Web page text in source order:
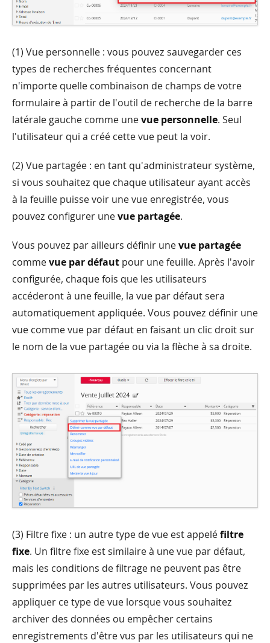
(1) Vue personnelle : vous pouvez sauvegarder ces
types de recherches fréquentes concernant
n'importe quelle combinaison de champs de votre
formulaire à partir de l'outil de recherche de la barre
latérale gauche comme unevue personnelle. Seul
l'utilisateur qui a créé cette vue peut la voir.
(2) Vue partagée : en tant qu'administrateur système,
si vous souhaitez que chaque utilisateur ayant accès
à la feuille puisse voir une vue enregistrée, vous
pouvez configurer unevue partagée.
Vous pouvez par ailleurs définir unevue partagée
commevue par défaut pour une feuille. Après l'avoir
configurée, chaque fois que les utilisateurs
accéderont à une feuille, la vue par défaut sera
automatiquement appliquée. Vous pouvez définir une
vue comme vue par défaut en faisant un clic droit sur
le nom de la vue partagée ou via la flèche à sa droite.
(3) Filtre fixe : un autre type de vue est appeléfiltre
fixe. Un filtre fixe est similaire à une vue par défaut,
mais les conditions de filtrage ne peuvent pas être
supprimées par les autres utilisateurs. Vous pouvez
appliquer ce type de vue lorsque vous souhaitez
archiver des données ou empêcher certains
enregistrements d'être vus par les utilisateurs qui ne